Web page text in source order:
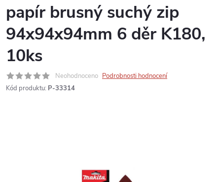
papír brusný suchý zip
94x94x94mm 6 děr K180,
10ks
Neohodnoceno Podrobnosti hodnocení
Kód produktu: P-33314